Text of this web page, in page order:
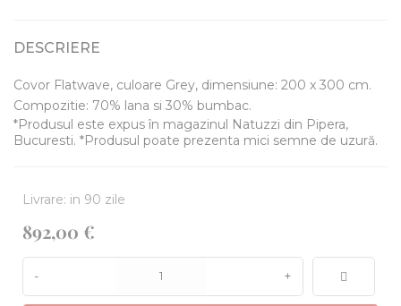
DESCRIERE
Covor Flatwave, culoare Grey, dimensiune: 200 x 300 cm.
Compozitie: 70% lana si 30% bumbac.
*Produsul este expus în magazinul Natuzzi din Pipera,
Bucuresti. *Produsul poate prezenta mici semne de uzură.
- +
Livrare: in 90 zile
892,00 €